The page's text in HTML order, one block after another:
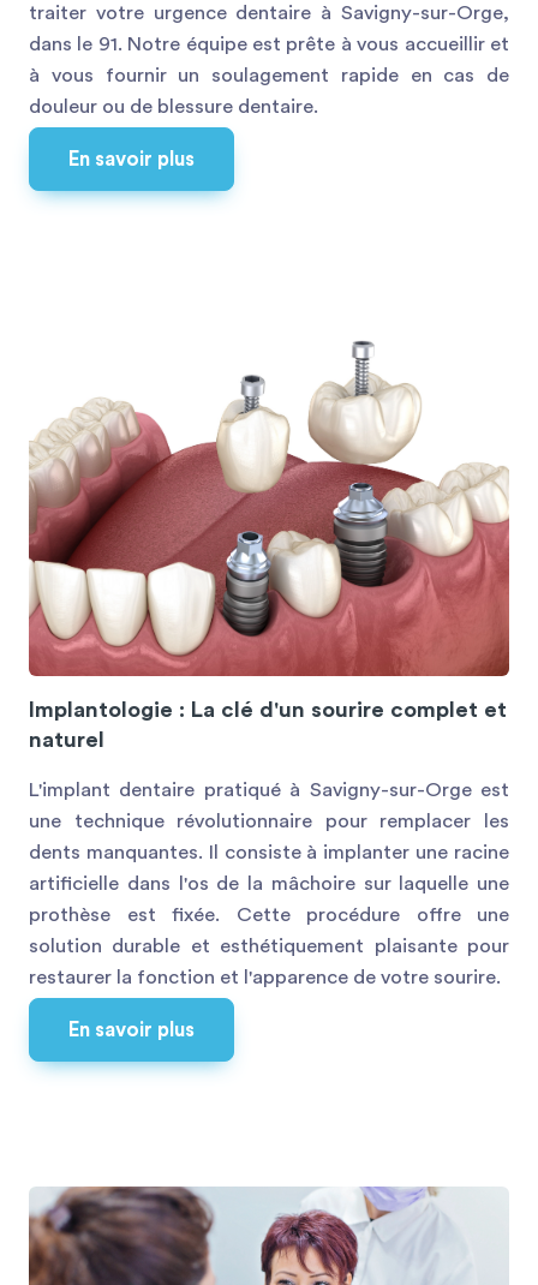
traiter votre urgence dentaire à Savigny-sur-Orge,
dans le 91. Notre équipe est prête à vous accueillir et
à vous fournir un soulagement rapide en cas de
douleur ou de blessure dentaire.
En savoir plus
Implantologie : La clé d'un sourire complet et
naturel
L'implant dentaire pratiqué à Savigny-sur-Orge est
une technique révolutionnaire pour remplacer les
dents manquantes. Il consiste à implanter une racine
artificielle dans l'os de la mâchoire sur laquelle une
prothèse est fixée. Cette procédure offre une
solution durable et esthétiquement plaisante pour
restaurer la fonction et l'apparence de votre sourire.
En savoir plus